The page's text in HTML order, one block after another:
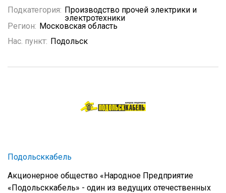
Подкатегория: Производство прочей электрики и
электротехники
Регион: Московская область
Нас. пункт: Подольск
Подольсккабель
Акционерное общество «Народное Предприятие
«Подольсккабель» - один из ведущих отечественных